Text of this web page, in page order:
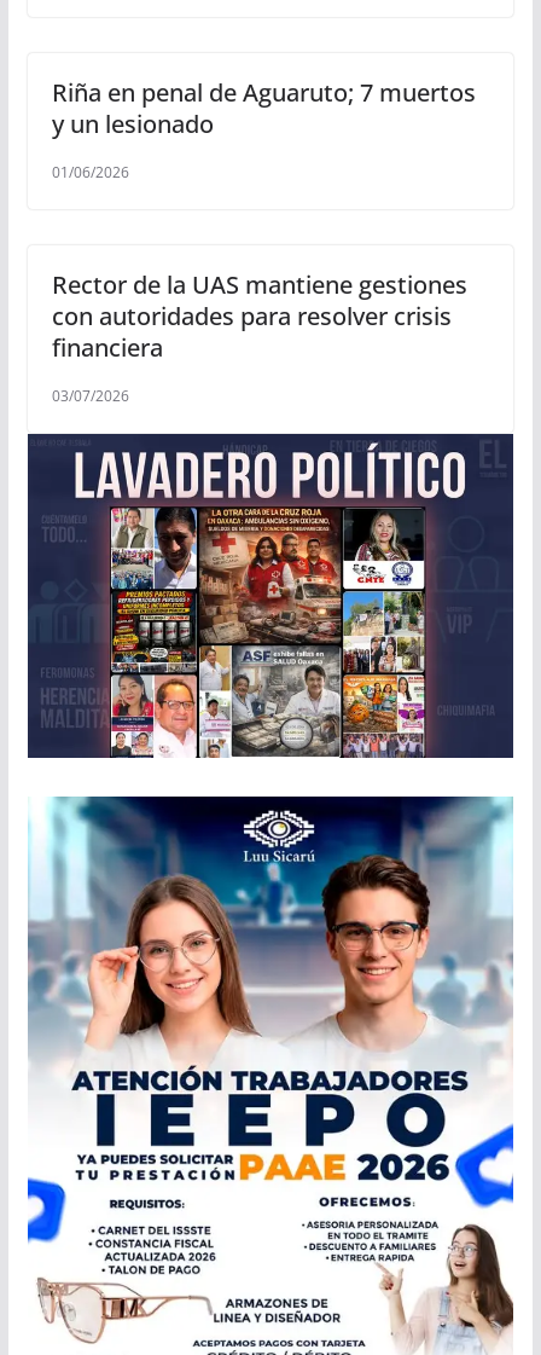
Riña en penal de Aguaruto; 7 muertos
y un lesionado
01/06/2026
Rector de la UAS mantiene gestiones
con autoridades para resolver crisis
financiera
03/07/2026